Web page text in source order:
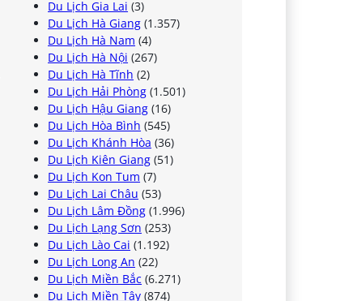
Du Lịch Gia Lai (3)
Du Lịch Hà Giang (1.357)
Du Lịch Hà Nam (4)
Du Lịch Hà Nội (267)
Du Lịch Hà Tĩnh (2)
Du Lịch Hải Phòng (1.501)
Du Lịch Hậu Giang (16)
Du Lịch Hòa Bình (545)
Du Lịch Khánh Hòa (36)
Du Lịch Kiên Giang (51)
Du Lịch Kon Tum (7)
Du Lịch Lai Châu (53)
Du Lịch Lâm Đồng (1.996)
Du Lịch Lạng Sơn (253)
Du Lịch Lào Cai (1.192)
Du Lịch Long An (22)
Du Lịch Miền Bắc (6.271)
Du Lịch Miền Tây (874)